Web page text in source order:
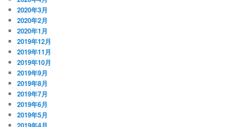
2020年3月
2020年2月
2020年1月
2019年12月
2019年11月
2019年10月
2019年9月
2019年8月
2019年7月
2019年6月
2019年5月